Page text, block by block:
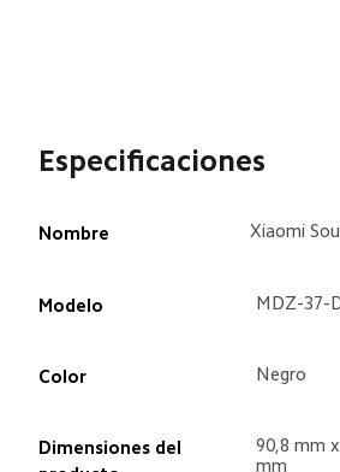
Especificaciones
Nombre Xiaomi
Modelo MDZ-37-
Color Negro
Dimensiones del
90,8 mm
mm